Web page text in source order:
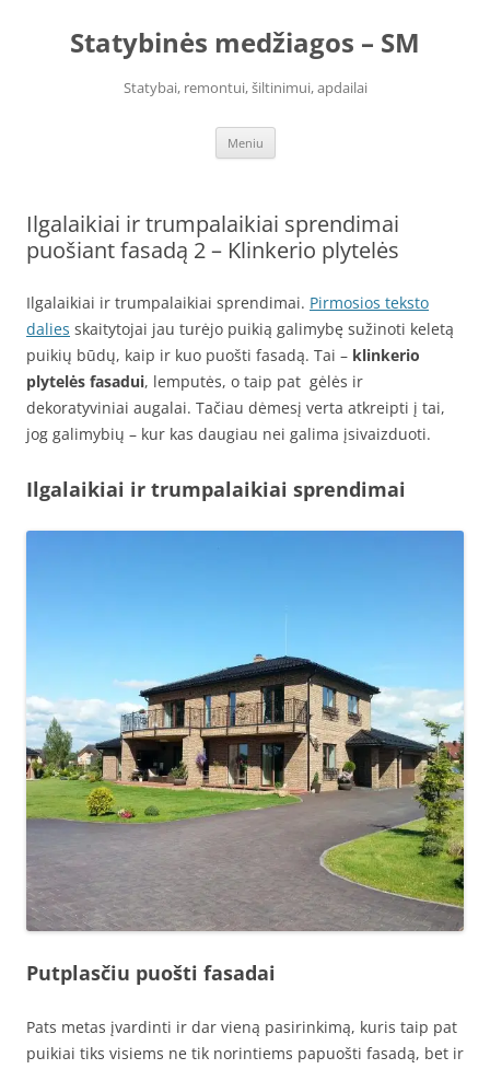
turinioStatybinės medžiagos – SM
Statybai, remontui, šiltinimui, apdailai
Meniu
Ilgalaikiai ir trumpalaikiai sprendimai
puošiant fasadą 2 – Klinkerio plytelės
Ilgalaikiai ir trumpalaikiai sprendimai. Pirmosios teksto
dalies skaitytojai jau turėjo puikią galimybę sužinoti keletą
puikių būdų, kaip ir kuo puošti fasadą. Tai – klinkerio
plytelės fasadui, lemputės, o taip pat gėlės ir
dekoratyviniai augalai. Tačiau dėmesį verta atkreipti į tai,
jog galimybių – kur kas daugiau nei galima įsivaizduoti.
Ilgalaikiai ir trumpalaikiai sprendimai
Putplasčiu puošti fasadai
Pats metas įvardinti ir dar vieną pasirinkimą, kuris taip pat
puikiai tiks visiems ne tik norintiems papuošti fasadą, bet ir